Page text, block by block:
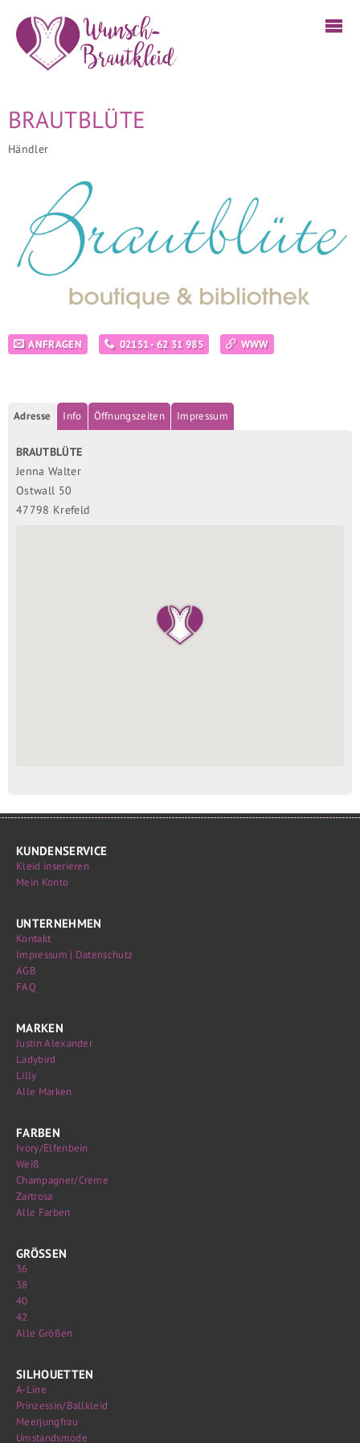
BRAUTBLÜTE
Händler
ANFRAGEN 02151 - 62 31 985 WWW
Adresse Info Öffnungszeiten Impressum
BRAUTBLÜTE
Jenna Walter
Ostwall 50
47798 Krefeld
KUNDENSERVICE
Kleid inserieren
Mein Konto
UNTERNEHMEN
Kontakt
Impressum | Datenschutz
AGB
FAQ
MARKEN
Justin Alexander
Ladybird
Lilly
Alle Marken
FARBEN
Ivory/Elfenbein
Weiß
Champagner/Creme
Zartrosa
Alle Farben
GRÖSSEN
36
38
40
42
Alle Größen
SILHOUETTEN
A-Line
Prinzessin/Ballkleid
Meerjungfrau
Umstandsmode